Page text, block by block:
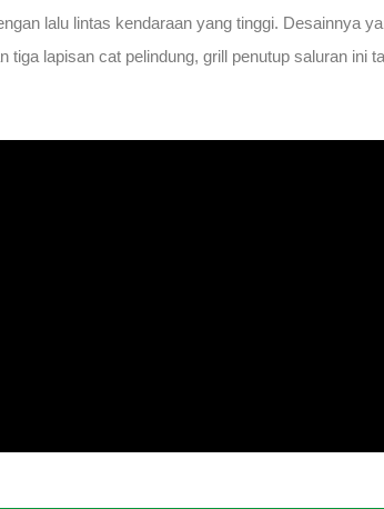
lalu lintas kendaraan yang tinggi. Desainnya
lapisan cat pelindung, grill penutup saluran ini